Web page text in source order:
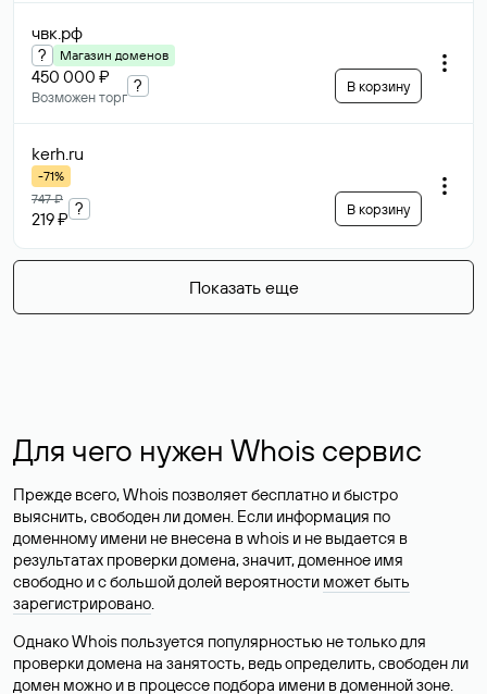
чвк.рф
? Магазин доменов
450 000 ₽
Возможен торг
? В корзину
kerh.ru
-71%
747 ₽
219 ₽
? В корзину
Показать еще
Для чего нужен Whois сервис
Прежде всего, Whois позволяет бесплатно и быстро
выяснить, свободен ли домен. Если информация по
доменному имени не внесена в whois и не выдается в
результатах проверки домена, значит, доменное имя
свободно и с большой долей вероятности может быть
зарегистрировано.
Однако Whois пользуется популярностью не только для
проверки домена на занятость, ведь определить, свободен ли
домен можно и в процессе подбора имени в доменной зоне.